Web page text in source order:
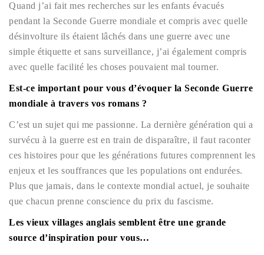
Quand j’ai fait mes recherches sur les enfants évacués
pendant la Seconde Guerre mondiale et compris avec quelle
désinvolture ils étaient lâchés dans une guerre avec une
simple étiquette et sans surveillance, j’ai également compris
avec quelle facilité les choses pouvaient mal tourner.
Est-ce important pour vous d’évoquer la Seconde Guerre
mondiale à travers vos romans ?
C’est un sujet qui me passionne. La dernière génération qui a
survécu à la guerre est en train de disparaître, il faut raconter
ces histoires pour que les générations futures comprennent les
enjeux et les souffrances que les populations ont endurées.
Plus que jamais, dans le contexte mondial actuel, je souhaite
que chacun prenne conscience du prix du fascisme.
Les vieux villages anglais semblent être une grande
source d’inspiration pour vous…